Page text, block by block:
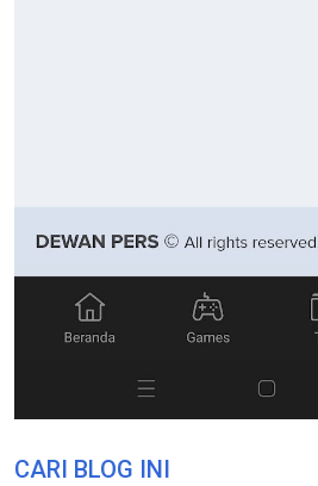
CARI BLOG INI